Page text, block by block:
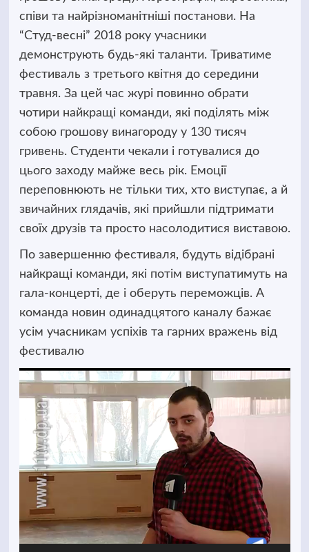
співи та найрізноманітніші постанови. На
“Студ-весні” 2018 року учасники
демонструють будь-які таланти. Триватиме
фестиваль з третього квітня до середини
травня. За цей час журі повинно обрати
чотири найкращі команди, які поділять між
собою грошову винагороду у 130 тисяч
гривень. Студенти чекали і готувалися до
цього заходу майже весь рік. Емоції
переповнюють не тільки тих, хто виступає, а й
звичайних глядачів, які прийшли підтримати
своїх друзів та просто насолодитися виставою.
По завершенню фестиваля, будуть відібрані
найкращі команди, які потім виступатимуть на
гала-концерті, де і оберуть переможців. А
команда новин одинадцятого каналу бажає
усім учасникам успіхів та гарних вражень від
фестивалю
Відеопрогравач